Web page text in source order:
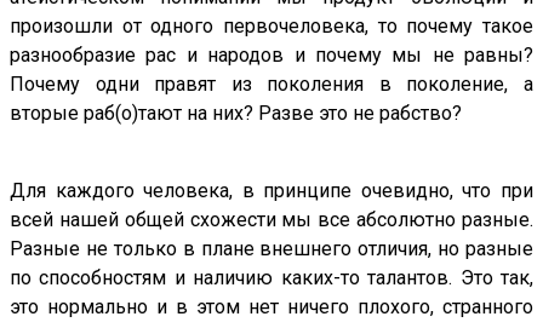
произошли от одного первочеловека, то почему такое
разнообразие рас и народов и почему мы не равны?
Почему одни правят из поколения в поколение, а
вторые раб(о)тают на них? Разве это не рабство?
Для каждого человека, в принципе очевидно, что при
всей нашей общей схожести мы все абсолютно разные.
Разные не только в плане внешнего отличия, но разные
по способностям и наличию каких-то талантов. Это так,
это нормально и в этом нет ничего плохого, странного